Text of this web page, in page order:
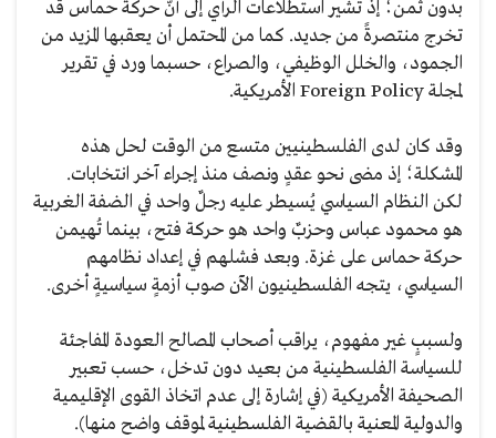
بدون ثمن؛ إذ تشير استطلاعات الرأي إلى أنّ حركة حماس قد
تخرج منتصرةً من جديد. كما من المحتمل أن يعقبها المزيد من
الجمود، والخلل الوظيفي، والصراع، حسبما ورد في تقرير
لمجلة Foreign Policy الأمريكية.
وقد كان لدى الفلسطينيين متسع من الوقت لحل هذه
المشكلة؛ إذ مضى نحو عقدٍ ونصف منذ إجراء آخر انتخابات.
لكن النظام السياسي يُسيطر عليه رجلٌ واحد في الضفة الغربية
هو محمود عباس وحزبٌ واحد هو حركة فتح، بينما تُهيمن
حركة حماس على غزة. وبعد فشلهم في إعداد نظامهم
السياسي، يتجه الفلسطينيون الآن صوب أزمةٍ سياسيةٍ أخرى.
ولسببٍ غير مفهوم، يراقب أصحاب المصالح العودة المفاجئة
للسياسة الفلسطينية من بعيد دون تدخل، حسب تعبير
الصحيفة الأمريكية (في إشارة إلى عدم اتخاذ القوى الإقليمية
والدولية المعنية بالقضية الفلسطينية لموقف واضح منها).